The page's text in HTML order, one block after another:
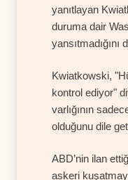
yanıtlayan
duruma dair
yansıtmadığını
Kwiatkowski,
kontrol ediyor"
varlığının
olduğunu dile
ABD’nin ilan
askeri